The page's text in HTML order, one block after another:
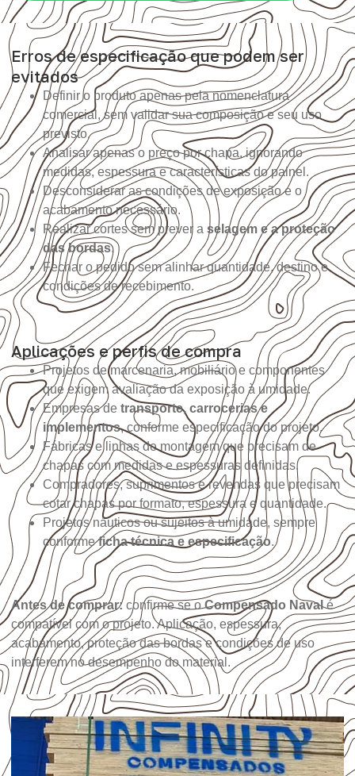
Erros de especificação que podem ser
evitados
Definir o produto apenas pela nomenclatura
comercial, sem validar sua composição e seu uso
previsto.
Analisar apenas o preço por chapa, ignorando
medidas, espessura e características do painel.
Desconsiderar as condições de exposição e o
acabamento necessário.
Realizar cortes sem prever a selagem e a proteção
das bordas.
Fechar o pedido sem alinhar quantidade, destino e
condições de recebimento.
Aplicações e perfis de compra
Projetos de marcenaria, mobiliário e componentes
que exigem avaliação da exposição à umidade.
Empresas de transporte, carrocerias e
implementos, conforme especificação do projeto.
Fábricas e linhas de montagem que precisam de
chapas com medidas e espessuras definidas.
Compradores, suprimentos e revendas que precisam
cotar chapas por formato, espessura e quantidade.
Projetos náuticos ou sujeitos à umidade, sempre
conformeficha técnica e especificação.
Antes de comprar:confirme se oCompensado Navalé
compatível com o projeto. Aplicação, espessura,
acabamento, proteção das bordas e condições de uso
interferem no desempenho do material.